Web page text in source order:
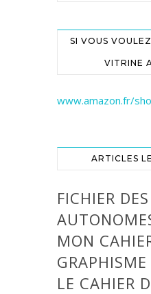
SI VOUS
VITRINE
www.amazon.fr/
ARTICLES
FICHIER
MON
GRAPHISME
LE CAHIER